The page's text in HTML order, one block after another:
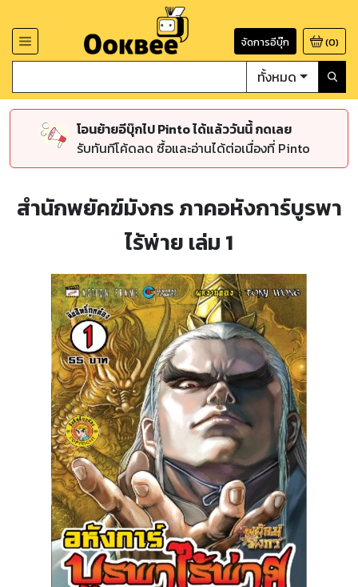
จัดการอีบุ๊ก (0)
ทั้งหมด
โอนย้ายอีบุ๊กไป Pinto ได้แล้ววันนี้ กดเลย
รับทันทีโค้ดลด ซื้อและอ่านได้ต่อเนื่องที่ Pinto
สำนักพยัคฆ์มังกร ภาคอหังการ์บูรพา
ไร้พ่าย เล่ม 1